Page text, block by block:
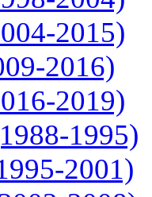
2015)
2016)
2019)
1995)
2001)